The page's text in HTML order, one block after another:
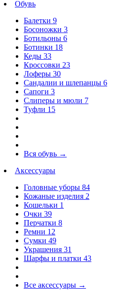
Обувь
Балетки 9
Босоножки 3
Ботильоны 6
Ботинки 18
Кеды 33
Кроссовки 23
Лоферы 30
Сандалии и шлепанцы 6
Сапоги 3
Слиперы и мюли 7
Туфли 15
Вся обувь →
Аксессуары
Головные уборы 84
Кожаные изделия 2
Кошельки 1
Очки 39
Перчатки 8
Ремни 12
Сумки 49
Украшения 31
Шарфы и платки 43
Все аксессуары →